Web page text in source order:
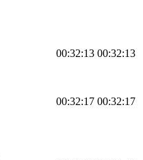
00:32:13 00:32:13
00:32:17 00:32:17